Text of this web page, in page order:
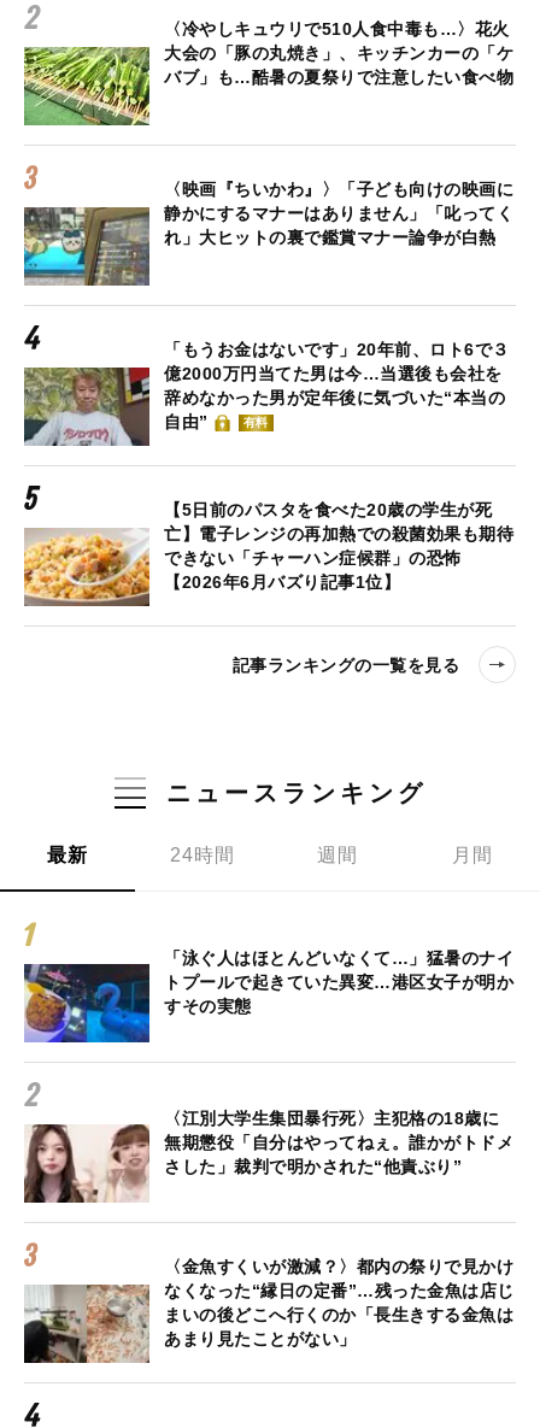
〈冷やしキュウリで510人食中毒も…〉花火
大会の「豚の丸焼き」、キッチンカーの「ケ
バブ」も…酷暑の夏祭りで注意したい食べ物
〈映画『ちいかわ』〉「子ども向けの映画に
静かにするマナーはありません」「叱ってく
れ」大ヒットの裏で鑑賞マナー論争が白熱
「もうお金はないです」20年前、ロト6で３
億2000万円当てた男は今…当選後も会社を
辞めなかった男が定年後に気づいた“本当の
自由”
有料
【5日前のパスタを食べた20歳の学生が死
亡】電子レンジの再加熱での殺菌効果も期待
できない「チャーハン症候群」の恐怖
【2026年6月バズり記事1位】
記事ランキングの一覧を見る
ニュースランキング
最新 24時間 週間 月間
「泳ぐ人はほとんどいなくて…」猛暑のナイ
トプールで起きていた異変…港区女子が明か
すその実態
〈江別大学生集団暴行死〉主犯格の18歳に
無期懲役「自分はやってねぇ。誰かがトドメ
さした」裁判で明かされた“他責ぶり”
〈金魚すくいが激減？〉都内の祭りで見かけ
なくなった“縁日の定番”…残った金魚は店じ
まいの後どこへ行くのか「長生きする金魚は
あまり見たことがない」